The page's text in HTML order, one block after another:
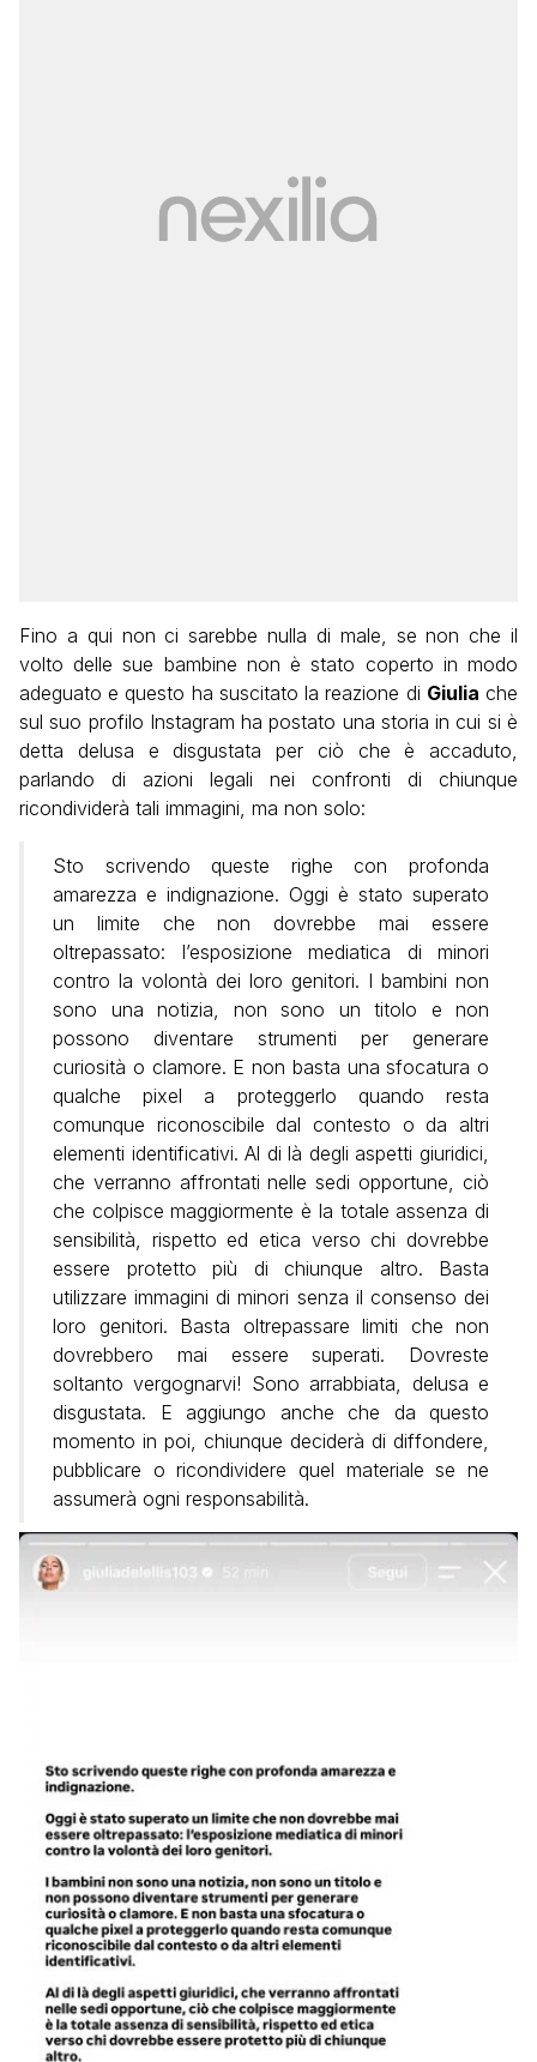
Fino a qui non ci sarebbe nulla di male, se non che il
volto delle sue bambine non è stato coperto in modo
adeguato e questo ha suscitato la reazione di Giulia che
sul suo profilo Instagram ha postato una storia in cui si è
detta delusa e disgustata per ciò che è accaduto,
parlando di azioni legali nei confronti di chiunque
ricondividerà tali immagini, ma non solo:
Sto scrivendo queste righe con profonda
amarezza e indignazione. Oggi è stato superato
un limite che non dovrebbe mai essere
oltrepassato: l’esposizione mediatica di minori
contro la volontà dei loro genitori. I bambini non
sono una notizia, non sono un titolo e non
possono diventare strumenti per generare
curiosità o clamore. E non basta una sfocatura o
qualche pixel a proteggerlo quando resta
comunque riconoscibile dal contesto o da altri
elementi identificativi. Al di là degli aspetti giuridici,
che verranno affrontati nelle sedi opportune, ciò
che colpisce maggiormente è la totale assenza di
sensibilità, rispetto ed etica verso chi dovrebbe
essere protetto più di chiunque altro. Basta
utilizzare immagini di minori senza il consenso dei
loro genitori. Basta oltrepassare limiti che non
dovrebbero mai essere superati. Dovreste
soltanto vergognarvi! Sono arrabbiata, delusa e
disgustata. E aggiungo anche che da questo
momento in poi, chiunque deciderà di diffondere,
pubblicare o ricondividere quel materiale se ne
assumerà ogni responsabilità.